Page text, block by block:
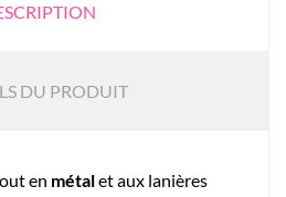
DU PRODUIT
en métalet aux lanières